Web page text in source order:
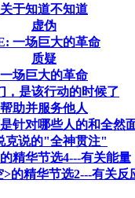
关于知道不知道
虚伪
一场巨大的革命
质疑
一场巨大的革命
，是该行动的时候了
帮助并服务他人
针对哪些人的和全然
克说的"全神贯注"
精华节选4---有关能量
>的精华节选2---有关反